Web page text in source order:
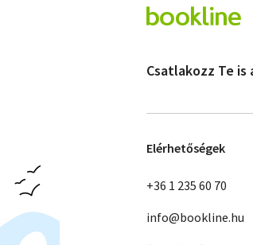
Csatlakozz Te
Elérhetőségek
+36 1 235 60 70
info@bookline.hu